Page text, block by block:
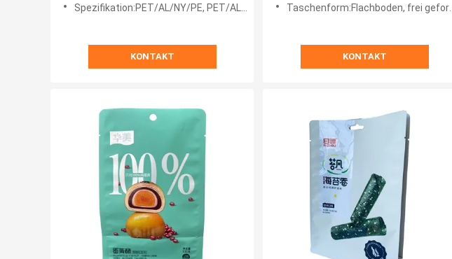
Spezifikation:PET/AL/NY/PE, PET/AL/NY/RCPP, Matt BOPP/VMPET12/PE, PET/VMPET/PE, PET/AL/PE,Maßgeschneidert
KONTAKT
Taschenform:Flachboden, frei geformt
KONTAKT